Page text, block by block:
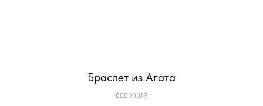
Браслет из Агата
00000019